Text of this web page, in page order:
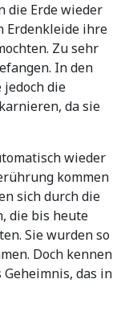
die Erde wieder
Erdenkleide ihre
Zu sehr
In den
die
da sie
wieder
kommen
sich durch die
die bis heute
Sie wurden so
Doch kennen
das in